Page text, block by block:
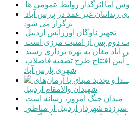
اما اثرگذار روابط عمومی ها
برگزار می شود
تجهیز ناوگان اورژانس اردبیل
دوم پس از امنیت مرزی است
شهری پارس آباد
شهیدان والامقام اردبیل
میدان جنگ امروز، رسانه است
سرزده شهردار اردبیل از مناطق